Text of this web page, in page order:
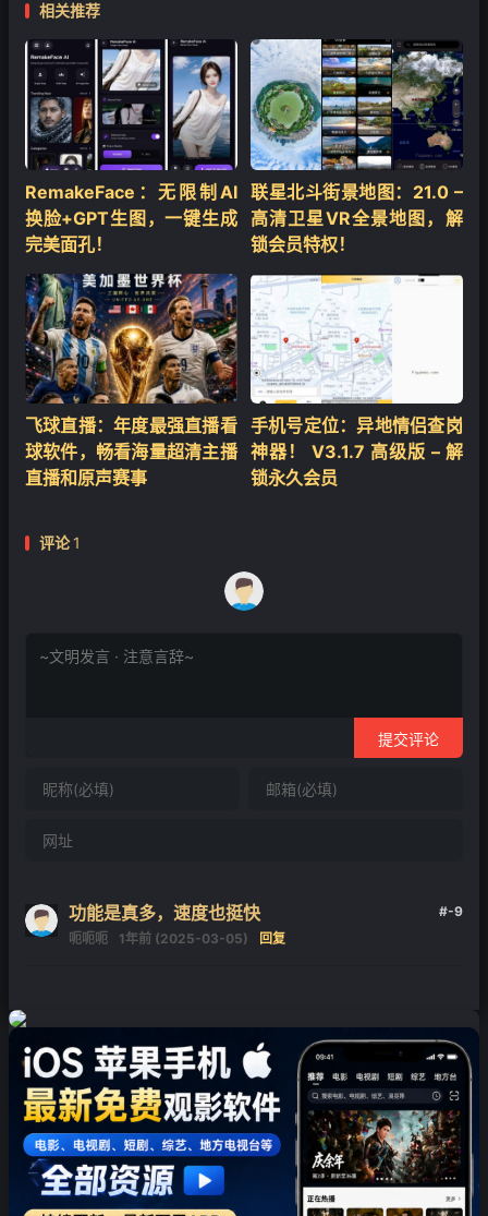
相关推荐
RemakeFace：无限制AI
换脸+GPT生图，一键生成
完美面孔！
联星北斗街景地图：21.0 –
高清卫星VR全景地图，解
锁会员特权！
飞球直播：年度最强直播看
球软件，畅看海量超清主播
直播和原声赛事
手机号定位：异地情侣查岗
神器！ V3.1.7 高级版 – 解
锁永久会员
评论1
提交评论
#-9
功能是真多，速度也挺快
呃呃呃 1年前 (2025-03-05) 回复